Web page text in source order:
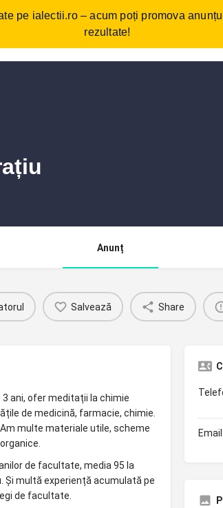
Cum funcționează?
Anunț
Salvează Share
ani, ofer meditații la chimie
de medicină, farmacie, chimie.
multe materiale utile, scheme
de facultate, media 95 la
Și multă experiență acumulată pe
de facultate.
Email
pe ialectii.ro – acum poți promova
rezultate!